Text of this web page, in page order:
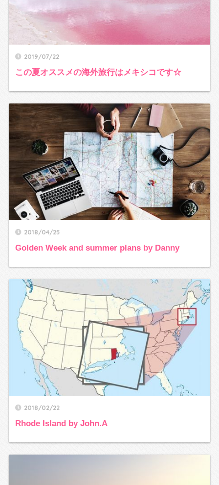
2019/07/22
この夏オススメの海外旅行はメキシコです☆
2018/04/25
Golden Week and summer plans by Danny
2018/02/22
Rhode Island by John.A